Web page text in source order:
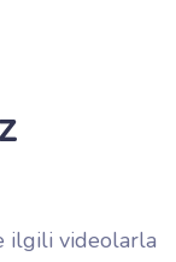
ilgili videolarla